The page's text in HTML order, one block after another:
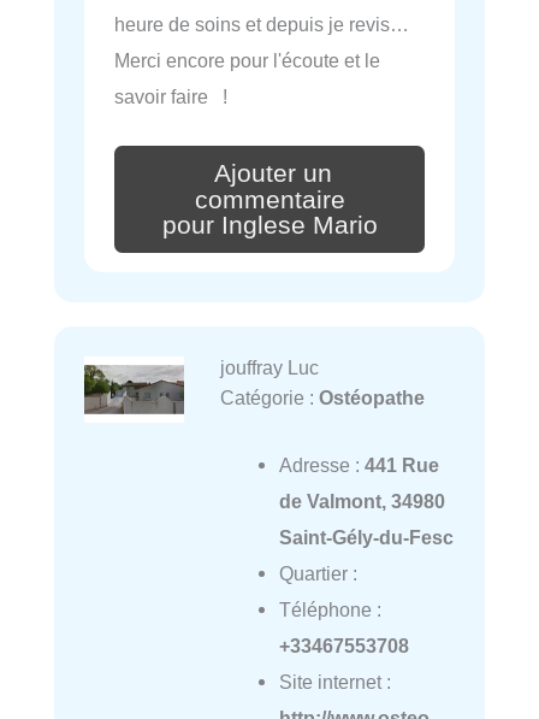
heure de soins et depuis je revis…
Merci encore pour l'écoute et le
savoir faire !
Ajouter un
commentaire
pour Inglese Mario
jouffray Luc
Catégorie : Ostéopathe
Adresse : 441 Rue
de Valmont, 34980
Saint-Gély-du-Fesc
Quartier :
Téléphone :
+33467553708
Site internet :